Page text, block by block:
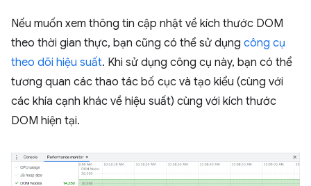
Nếu muốn xem thông tin cập nhật về kích thước DOM
theo thời gian thực, bạn cũng có thể sử dụng công cụ
theo dõi hiệu suất. Khi sử dụng công cụ này, bạn có thể
tương quan các thao tác bố cục và tạo kiểu (cùng với
các khía cạnh khác về hiệu suất) cùng với kích thước
DOM hiện tại.